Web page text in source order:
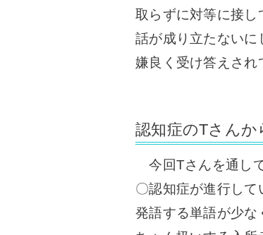
取らずに対等に接し
話が成り立たないに
嫌良く受け答えされ
認知症のTさんか
今回Tさんを通し
〇認知症が進行して
発語する単語が少